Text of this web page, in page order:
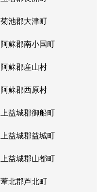
菊池郡大津町
阿蘇郡南小国町
阿蘇郡産山村
阿蘇郡西原村
上益城郡御船町
上益城郡益城町
上益城郡山都町
葦北郡芦北町